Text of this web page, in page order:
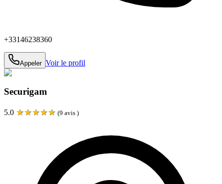
+33146238360
Appeler Voir le profil
Securigam
5.0 ★★★★★ (9 avis )